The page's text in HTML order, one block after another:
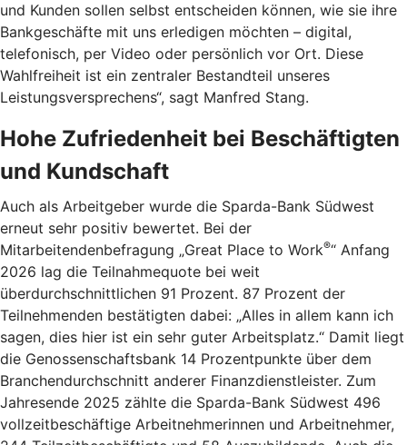
und Kunden sollen selbst entscheiden können, wie sie ihre
Bankgeschäfte mit uns erledigen möchten – digital,
telefonisch, per Video oder persönlich vor Ort. Diese
Wahlfreiheit ist ein zentraler Bestandteil unseres
Leistungsversprechens“, sagt Manfred Stang.
Hohe Zufriedenheit bei Beschäftigten
und Kundschaft
Auch als Arbeitgeber wurde die Sparda-Bank Südwest
erneut sehr positiv bewertet. Bei der
Mitarbeitendenbefragung „Great Place to Work®“ Anfang
2026 lag die Teilnahmequote bei weit
überdurchschnittlichen 91 Prozent. 87 Prozent der
Teilnehmenden bestätigten dabei: „Alles in allem kann ich
sagen, dies hier ist ein sehr guter Arbeitsplatz.“ Damit liegt
die Genossenschaftsbank 14 Prozentpunkte über dem
Branchendurchschnitt anderer Finanzdienstleister. Zum
Jahresende 2025 zählte die Sparda-Bank Südwest 496
vollzeitbeschäftige Arbeitnehmerinnen und Arbeitnehmer,